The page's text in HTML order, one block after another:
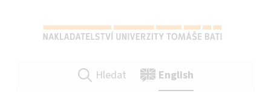
NAKLADATELSTVÍ UTB VE ZLÍNĚ
SPRÁVNÁ VOLBA PRO VAŠE PUBLIKACE A TISKOVINY VŠEHO DRUHU!
Hledat English